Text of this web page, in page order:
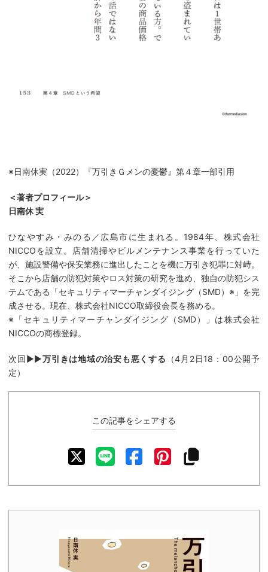
※日南休実（2022）『万引きＧメンの憂鬱』第４章一部引用
＜著者プロフィール＞
日南休 実
ひなやすみ・みのる／広島市に生まれる。1984年、株式会社
NICCOを設立。店舗清掃やビルメンテナンス事業を行っていた
が、施設警備や保安業務に進出したことを機に万引き犯罪に対峙。
そこから店舗の防犯対策やロス対策の研究を進め、独自の防犯シス
テムである「セキュリティマーチャンダイジング（SMD）※」を完
成させる。現在、株式会社NICCO取締役会長を務める。
※「セキュリティマーチャンダイジング（SMD）」は株式会社
NICCOの商標登録。
次回▶▶万引きは地域の治安も悪くする （4月2日18：00公開予
定）
この記事をシェアする